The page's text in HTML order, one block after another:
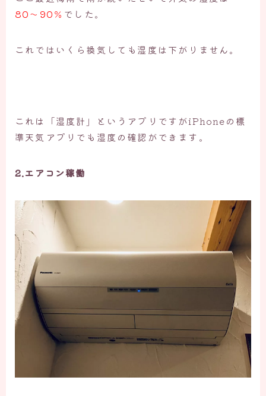
80〜90％ でした。
これではいくら換気しても湿度は下がりません。
これは「湿度計」というアプリですがiPhoneの標
準天気アプリでも湿度の確認ができます。
2.エアコン稼働